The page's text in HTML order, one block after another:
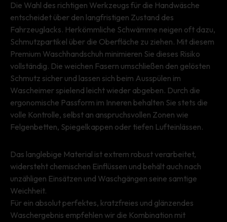
Die Wahl des richtigen Werkzeugs für die Handwäsche
entscheidet über den langfristigen Zustand des
Fahrzeuglacks. Herkömmliche Schwämme neigen oft dazu,
Schmutzpartikel über die Oberfläche zu ziehen. Mit diesem
Premium Waschhandschuh minimieren Sie dieses Risiko
vollständig. Die weichen Fasern umschließen den gelösten
Schmutz sicher und lassen sich beim Ausspülen im
Wascheimer spielend leicht wieder abgeben. Durch die
ergonomische Passform im Inneren behalten Sie stets die
volle Kontrolle, selbst an anspruchsvollen Zonen wie
Felgenbetten, Spiegelkappen oder tiefen Lufteinlässen.
Das langlebige Material ist extrem robust verarbeitet,
widersteht chemischen Einflüssen und behält auch nach
unzähligen Einsätzen und Waschgängen seine samtige
Weichheit.
Für ein absolut perfektes, kratzfreies und glänzendes
Waschergebnis empfehlen wir die Kombination mit